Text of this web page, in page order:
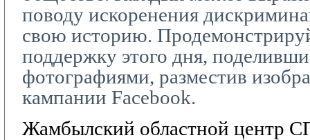
поводу искоренения
свою историю.
поддержку этого дня,
фотографиями, разместив
кампании Facebook.
Жамбылский областной центр